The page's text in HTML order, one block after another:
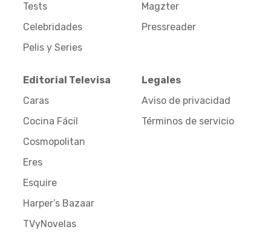
Tests
Celebridades
Pelis y Series
Magzter
Pressreader
Editorial Televisa
Caras
Cocina Fácil
Cosmopolitan
Eres
Esquire
Harper’s Bazaar
TVyNovelas
Legales
Aviso de privacidad
Términos de servicio